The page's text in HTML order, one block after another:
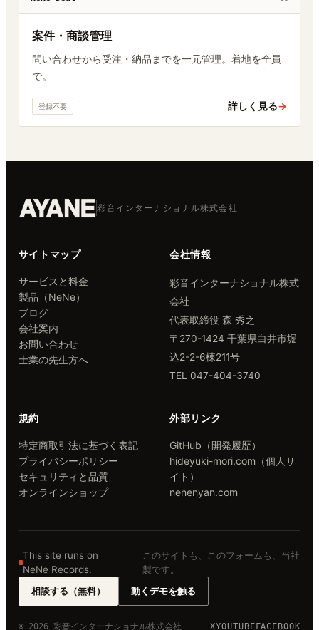
案件・商談管理
問い合わせから受注・納品までを一元管理。着地を全員
で。
登録不要 詳しく見る→
彩音インターナショナル株式会社
サイトマップ
サービスと料金
製品（NeNe）
ブログ
会社案内
お問い合わせ
士業の先生方へ
会社情報
彩音インターナショナル株式
会社
代表取締役 森 秀之
〒270-1424 千葉県白井市堀
込2-2-6棟211号
TEL 047-404-3740
規約
特定商取引法に基づく表記
プライバシーポリシー
セキュリティと品質
オンラインショップ
外部リンク
GitHub（開発履歴）
hideyuki-mori.com（個人サ
イト）
nenenyan.com
This site runs on
NeNe Records.
このサイトも、このフォームも、当社
製です。
相談する（無料）
動くデモを触る
© 2026 彩音インターナショナル株式会社 XYOUTUBE FACEBOOK